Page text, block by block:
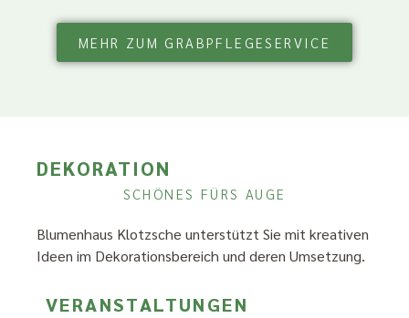
MEHR ZUM GRABPFLEGESERVICE
DEKORATION
SCHÖNES FÜRS AUGE
Blumenhaus Klotzsche unterstützt Sie mit kreativen
Ideen im Dekorationsbereich und deren Umsetzung.
VERANSTALTUNGEN